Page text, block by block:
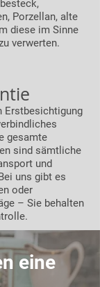
Porzellan, alte
diese im Sinne
verwerten.
Erstbesichtigung
gesamte
sind sämtliche
und
uns gibt es
oder
– Sie behalten
eine